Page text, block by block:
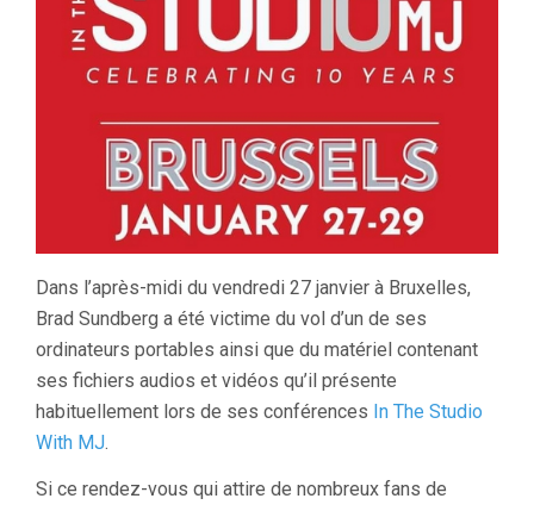
Dans l’après-midi du vendredi 27 janvier à Bruxelles,
Brad Sundberg a été victime du vol d’un de ses
ordinateurs portables ainsi que du matériel contenant
ses fichiers audios et vidéos qu’il présente
habituellement lors de ses conférences In The Studio
With MJ.
Si ce rendez-vous qui attire de nombreux fans de